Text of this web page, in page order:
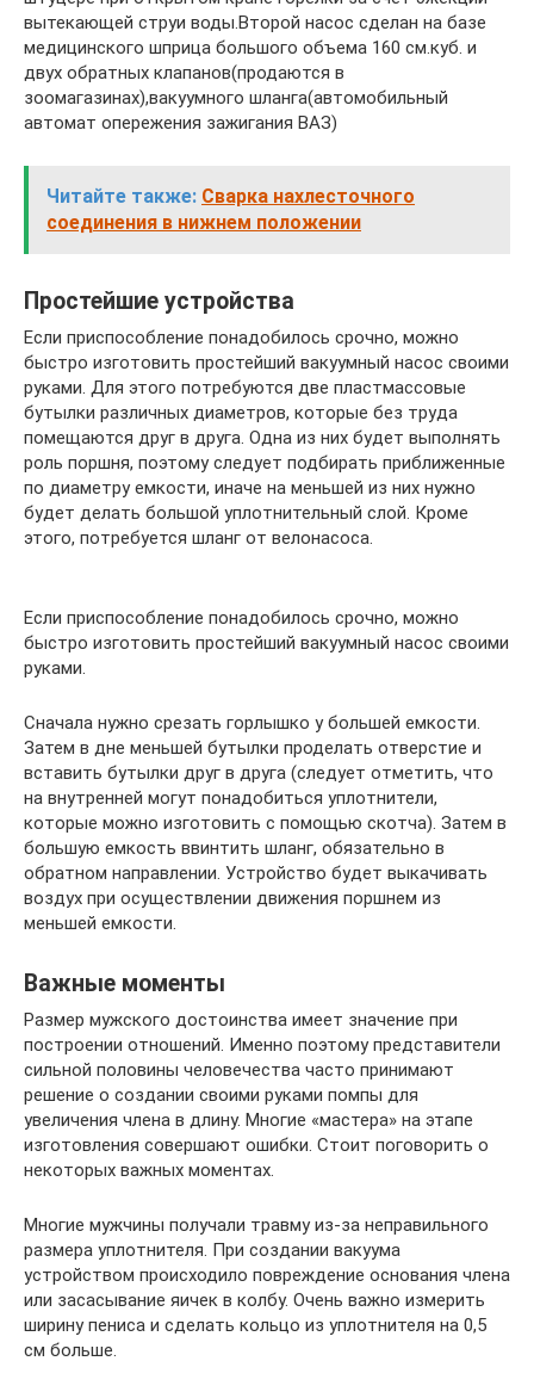
вытекающей струи воды.Второй насос сделан на базе
медицинского шприца большого объема 160 см.куб. и
двух обратных клапанов(продаются в
зоомагазинах),вакуумного шланга(автомобильный
автомат опережения зажигания ВАЗ)
Читайте также: Сварка нахлесточного
соединения в нижнем положении
Простейшие устройства
Если приспособление понадобилось срочно, можно
быстро изготовить простейший вакуумный насос своими
руками. Для этого потребуются две пластмассовые
бутылки различных диаметров, которые без труда
помещаются друг в друга. Одна из них будет выполнять
роль поршня, поэтому следует подбирать приближенные
по диаметру емкости, иначе на меньшей из них нужно
будет делать большой уплотнительный слой. Кроме
этого, потребуется шланг от велонасоса.
Если приспособление понадобилось срочно, можно
быстро изготовить простейший вакуумный насос своими
руками.
Сначала нужно срезать горлышко у большей емкости.
Затем в дне меньшей бутылки проделать отверстие и
вставить бутылки друг в друга (следует отметить, что
на внутренней могут понадобиться уплотнители,
которые можно изготовить с помощью скотча). Затем в
большую емкость ввинтить шланг, обязательно в
обратном направлении. Устройство будет выкачивать
воздух при осуществлении движения поршнем из
меньшей емкости.
Важные моменты
Размер мужского достоинства имеет значение при
построении отношений. Именно поэтому представители
сильной половины человечества часто принимают
решение о создании своими руками помпы для
увеличения члена в длину. Многие «мастера» на этапе
изготовления совершают ошибки. Стоит поговорить о
некоторых важных моментах.
Многие мужчины получали травму из-за неправильного
размера уплотнителя. При создании вакуума
устройством происходило повреждение основания члена
или засасывание яичек в колбу. Очень важно измерить
ширину пениса и сделать кольцо из уплотнителя на 0,5
см больше.